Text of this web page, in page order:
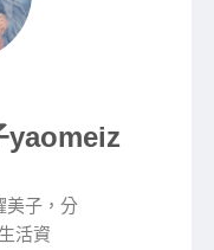
yaomeiz
美子，分
活資